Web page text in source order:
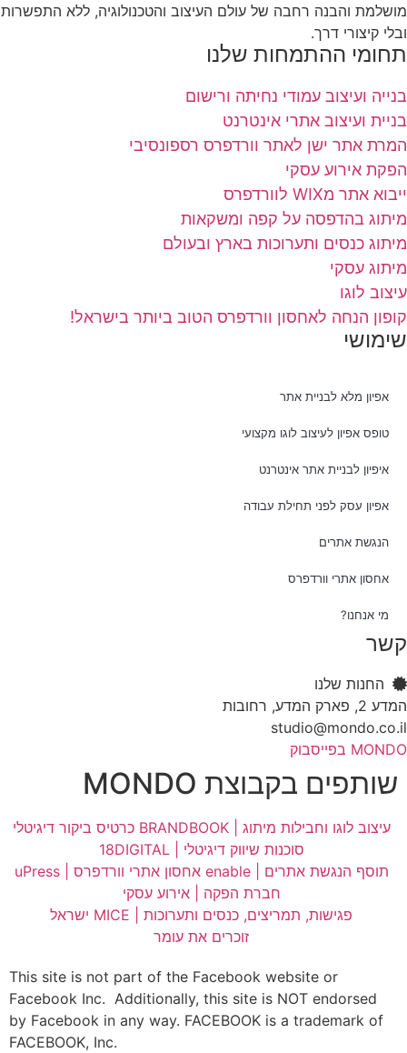
מושלמת והבנה רחבה של עולם העיצוב והטכנולוגיה, ללא התפשרות
ובלי קיצורי דרך.
תחומי ההתמחות שלנו
בנייה ועיצוב עמודי נחיתה ורישום
בניית ועיצוב אתרי אינטרנט
המרת אתר ישן לאתר וורדפרס רספונסיבי
הפקת אירוע עסקי
ייבוא אתר מWIX לוורדפרס
מיתוג בהדפסה על קפה ומשקאות
מיתוג כנסים ותערוכות בארץ ובעולם
מיתוג עסקי
עיצוב לוגו
קופון הנחה לאחסון וורדפרס הטוב ביותר בישראל!
שימושי
אפיון מלא לבניית אתר
טופס אפיון לעיצוב לוגו מקצועי
איפיון לבניית אתר אינטרנט
אפיון עסק לפני תחילת עבודה
הנגשת אתרים
אחסון אתרי וורדפרס
מי אנחנו?
קשר
החנות שלנו
המדע 2, פארק המדע, רחובות
studio@mondo.co.il
MONDO בפייסבוק
שותפים בקבוצת MONDO
עיצוב לוגו וחבילות מיתוג | BRANDBOOK
כרטיס ביקור דיגיטלי
סוכנות שיווק דיגיטלי | 18DIGITAL
תוסף הנגשת אתרים | enable
אחסון אתרי וורדפרס | uPress
חברת הפקה | אירוע עסקי
פגישות, תמריצים, כנסים ותערוכות | MICE ישראל
זוכרים את עומר
This site is not part of the Facebook website or
Facebook Inc. Additionally, this site is NOT endorsed
by Facebook in any way. FACEBOOK is a trademark of
FACEBOOK, Inc.